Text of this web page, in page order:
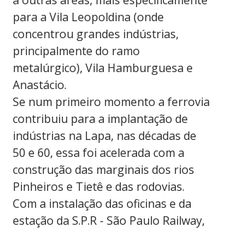
para a Vila Leopoldina (onde
concentrou grandes indústrias,
principalmente do ramo
metalúrgico), Vila Hamburguesa e
Anastácio.
Se num primeiro momento a ferrovia
contribuiu para a implantação de
indústrias na Lapa, nas décadas de
50 e 60, essa foi acelerada com a
construção das marginais dos rios
Pinheiros e Tietê e das rodovias.
Com a instalação das oficinas e da
estação da S.P.R - São Paulo Railway,